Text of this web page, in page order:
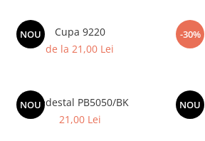
Accesorii Cupe
Personalizari Cupe
Medalii Tematice
Medalii Non-Tematice
NOU
Cupa 9220
de la 21,00 Lei
-30%
NOUPiedestal PB5050/BK
21,00 Lei
NOU